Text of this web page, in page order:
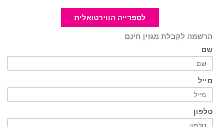
לספרייה הווירטואלית
הרשמה לקבלת מגזין חינם
שם
מייל
טלפון